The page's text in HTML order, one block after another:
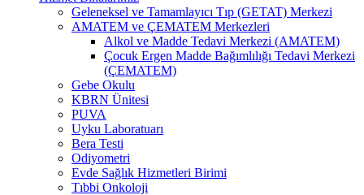
Geleneksel ve Tamamlayıcı Tıp (GETAT) Merkezi
AMATEM ve ÇEMATEM Merkezleri
Alkol ve Madde Tedavi Merkezi (AMATEM)
Çocuk Ergen Madde Bağımlılığı Tedavi Merkezi
(ÇEMATEM)
Gebe Okulu
KBRN Ünitesi
PUVA
Uyku Laboratuarı
Bera Testi
Odiyometri
Evde Sağlık Hizmetleri Birimi
Tıbbi Onkoloji